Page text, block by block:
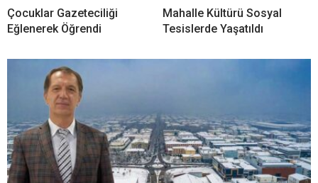
Çocuklar Gazeteciliği
Eğlenerek Öğrendi
Mahalle Kültürü Sosyal
Tesislerde Yaşatıldı